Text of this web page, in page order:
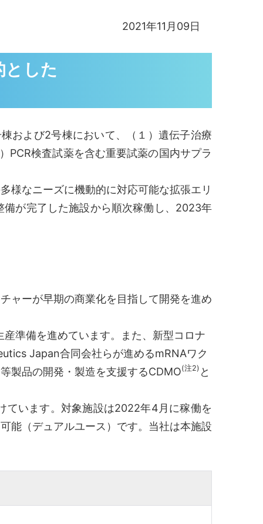
2021年11月09日
した
および2号棟において、（１）遺伝子治療
PCR検査試薬を含む重要試薬の国内サプラ
なニーズに機動的に対応可能な拡張エリ
が完了した施設から順次稼働し、2023年
ャーが早期の商業化を目指して開発を進め
準備を進めています。また、新型コロナ
Japan合同会社らが進めるmRNAワク
製品の開発・製造を支援するCDMO(注2) と
います。対象施設は2022年4月に稼働を
能（デュアルユース）です。当社は本施設